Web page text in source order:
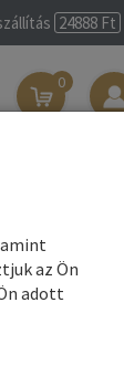
24888 Ft
0
az Ön
adott